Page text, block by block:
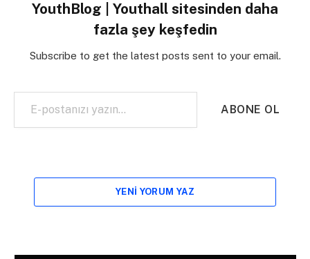
YouthBlog | Youthall sitesinden daha
fazla şey keşfedin
Subscribe to get the latest posts sent to your email.
E-postanızı yazın…
ABONE OL
YENI YORUM YAZ